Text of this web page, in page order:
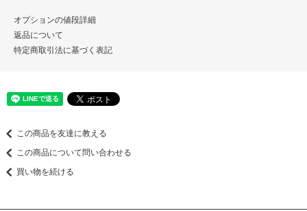
オプションの値段詳細
返品について
特定商取引法に基づく表記
この商品を友達に教える
この商品について問い合わせる
買い物を続ける